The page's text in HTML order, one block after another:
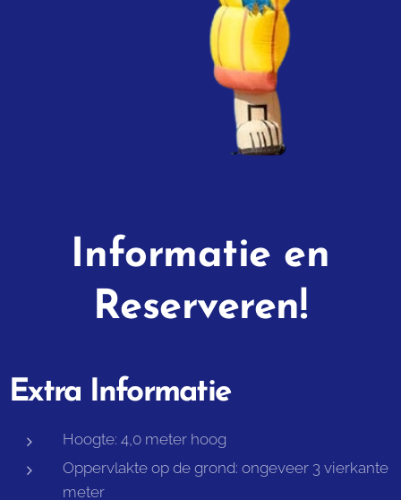
Informatie en
Reserveren!
Extra Informatie
Hoogte: 4,0 meter hoog
Oppervlakte op de grond: ongeveer 3 vierkante
meter